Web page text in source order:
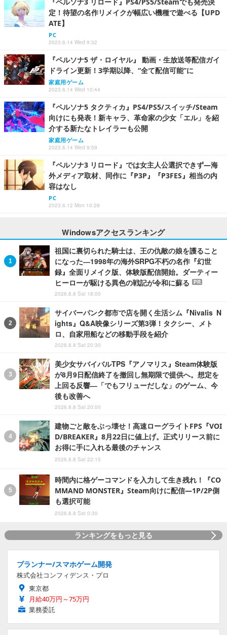
定！待望の名作リメイクが幅広い機種で遊べる【UPD
ATE】
PC
2023.6.14 Wed 9:32
『ペルソナ5 ザ・ロイヤル』 動画・生放送等配信ガイ
ドライン更新！3学期以降、“全て配信可能”に
家庭用ゲーム
2023.6.14 Wed 10:44
『ペルソナ5 タクティカ』PS4/PS5/スイッチ/Steam
向けにも発表！新キャラ、革命家の少女「エル」を紹
介する新たなトレイラーも公開
家庭用ゲーム
2023.6.14 Wed 9:59
『ペルソナ3 リロード』では女主人公選択できず―海
外メディア取材、同作に『P3P』『P3FES』相当の内
容はなし
PC
2023.6.12 Mon 10:28
Windowsアクセスランキング
祖国に裏切られた騎士は、王の仇敵の娘を護ること
になった―1998年の海外SRPG不朽の名作『幻世
録』全面リメイク版、体験版配信開始。ダーティー
ヒーローが駆ける異色の戦記が令和に蘇る
PR
2026.8.8 Sat 18:00
サイバーパンク都市で店を開く生活シム『Nivalis N
ights』Q&A映像シリーズ第3弾！タクシー、メト
ロ、自家用船などの移動手段を紹介
2026.8.8 Sat 20:30
美少女サバイバルTPS『アノマリス』Steam体験版
が8月9日配信終了を撤回し無期限で提供へ。想定を
上回る反響―「でもフリューだしな」のゲーム、今
後も改善へ
2026.8.8 Sat 20:00
建物ごと敵をぶっ壊せ！高速ローグライトFPS『VOI
D/BREAKER』8月22日に値上げ。正式リリース前に
お得に手に入れる最後のチャンス
2026.8.8 Sat 22:15
時間内に格ゲーコマンドを入力して生き残れ！『CO
MMAND MONSTER』Steam向けに配信―1P/2P側
も選択可能
2026.8.8 Sat 0:30
ランキングをもっと見る
プランナー/スマホゲーム開発
株式会社コンフィデンス・プロ
東京都
月給40万円～75万円
業務委託